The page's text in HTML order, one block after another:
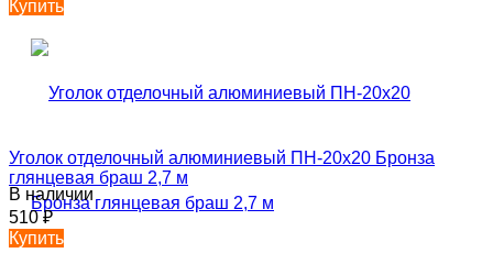
Купить
Уголок отделочный алюминиевый ПН-20х20 Бронза
глянцевая браш 2,7 м
В наличии
510₽
Купить